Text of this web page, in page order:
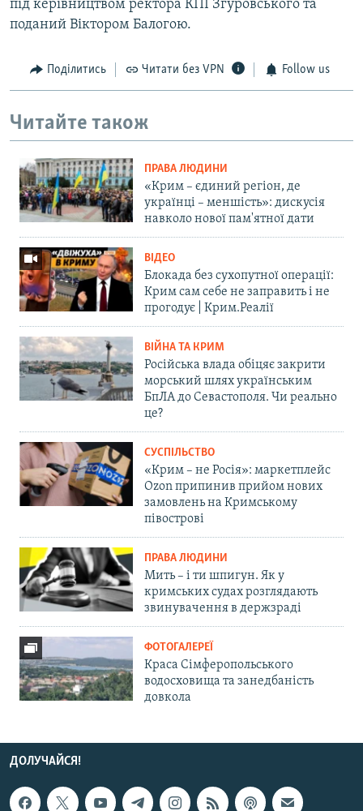
під керівництвом ректора КПІ Згуровського та
поданий Віктором Балогою.
Поділитись Читати без VPN Follow us
Читайте також
ПРАВА ЛЮДИНИ
«Крим – єдиний регіон, де
українці – меншість»: дискусія
навколо нової пам'ятної дати
ВІДЕО
Блокада без сухопутної операції:
Крим сам себе не заправить і не
прогодує | Крим.Реалії
ВІЙНА ТА КРИМ
Російська влада обіцяє закрити
морський шлях українським
БпЛА до Севастополя. Чи реально
це?
СУСПІЛЬСТВО
«Крим – не Росія»: маркетплейс
Ozon припинив прийом нових
замовлень на Кримському
півострові
ПРАВА ЛЮДИНИ
Мить – і ти шпигун. Як у
кримських судах розглядають
звинувачення в держзраді
ФОТОГАЛЕРЕЇ
Краса Сімферопольського
водосховища та занедбаність
довкола
ДОЛУЧАЙСЯ!